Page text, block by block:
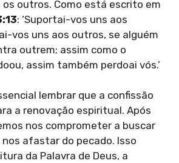
outros. Como está escrito em
: ‘Suportai-vos uns aos
vos uns aos outros, se alguém
outrem; assim como o
assim também perdoai vós.’
lembrar que a confissão
a renovação espiritual. Após
nos comprometer a buscar
afastar do pecado. Isso
da Palavra de Deus, a